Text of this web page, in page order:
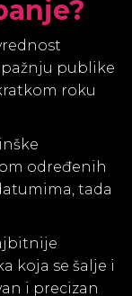
publike
roku
određenih
tada
koja se šalje i
i precizan